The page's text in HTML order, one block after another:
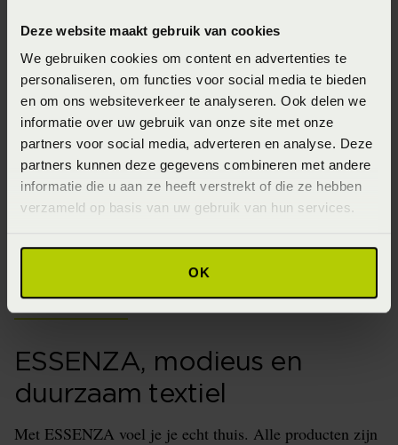
Deze website maakt gebruik van cookies
We gebruiken cookies om content en advertenties te
personaliseren, om functies voor social media te bieden
en om ons websiteverkeer te analyseren. Ook delen we
informatie over uw gebruik van onze site met onze
partners voor social media, adverteren en analyse. Deze
partners kunnen deze gegevens combineren met andere
informatie die u aan ze heeft verstrekt of die ze hebben
verzameld op basis van uw gebruik van hun services.
OK
Essenza Fleur
Dekbedovertrek -
Nightblue (Blauw)
Vanaf€ 79,95
Essenza Fleur
Dekbedovertrek -
Taupe (Bruin)
Vanaf € 79,95
ESSENZA, modieus en
duurzaam textiel
Met ESSENZA voel je je echt thuis. Alle producten zijn